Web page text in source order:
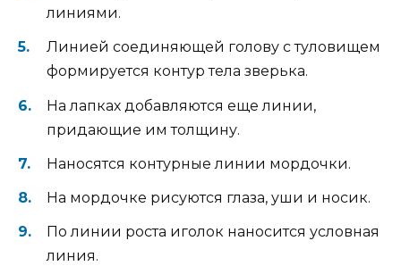
линиями.
Линией соединяющей голову с туловищем
формируется контур тела зверька.
На лапках добавляются еще линии,
придающие им толщину.
Наносятся контурные линии мордочки.
На мордочке рисуются глаза, уши и носик.
По линии роста иголок наносится условная
линия.